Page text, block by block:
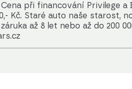
při financování Privilege a
Kč. Staré auto naše starost,
až 8 let nebo až do 200